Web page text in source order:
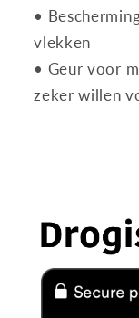
•
vlekken
• Geur voor
zeker willen